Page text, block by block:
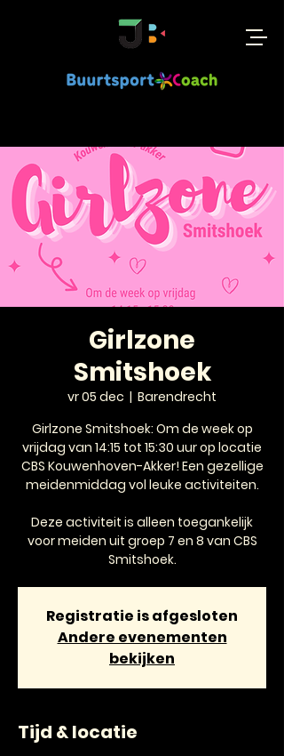
Girlzone
Smitshoek
vr 05 dec
  |
Barendrecht
Girlzone Smitshoek: Om de week op
vrijdag van 14:15 tot 15:30 uur op locatie
CBS Kouwenhoven-Akker! Een gezellige
meidenmiddag vol leuke activiteiten.
Deze activiteit is alleen toegankelijk
voor meiden uit groep 7 en 8 van CBS
Smitshoek.
Registratie is afgesloten
Andere evenementen
bekijken
Tijd & locatie